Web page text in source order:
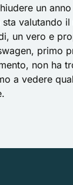
un
sta valutando
un vero e
primo
non ha
a vedere